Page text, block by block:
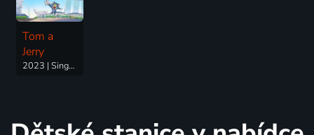
Tom a
Jerry
2023 | Singapur | Animovaný